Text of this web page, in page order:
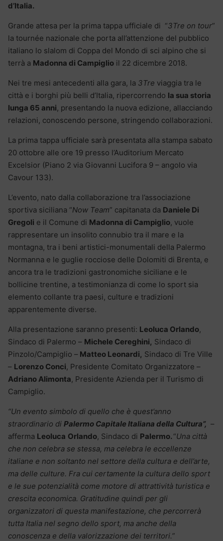
d’Italia.
Grande attesa per la prima tappa ufficiale di “3Tre on tour”
la tournée nazionale che porta all’attenzione del pubblico
italiano lo slalom di Coppa del Mondo di sci alpino che si
terrà a Madonna di Campiglio il 22 dicembre 2018.
Nei tre mesi antecedenti alla gara, la 3Tre viaggia tra le
città e i borghi più belli d’Italia, ripercorrendo la sua storia
lunga 65 anni, presentando la nuova edizione, allacciando
relazioni, conoscendo persone, stringendo collaborazioni.
La prima tappa ufficiale sarà presentata alla stampa sabato
20 ottobre alle ore 19 presso l’Auditorium Mercato
Excelsior (Piano 2 via Giovanni Lucifora 9 – angolo via
Cavour 133).
L’evento, nato dalla collaborazione tra l’associazione
sportiva siciliana “Now Team” capitanata da Daniele Di
Gregoli e il Comune di Madonna di Campiglio, vuole
rappresentare un insolito connubio tra il mare e la
montagna, tra i beni artistici-monumentali della Palermo
Normanna e le guglie rocciose delle Dolomiti di Brenta, e
ancora tra le tradizioni gastronomiche siciliane e le
bollicine trentine, a testimonianza di come lo sport sia
elemento collante tra paesi, culture e tradizioni
apparentemente diverse.
Alla presentazione saranno presenti: Leoluca Orlando,
Sindaco di Palermo – Michele Cereghini, Sindaco di
Pinzolo/Campiglio – Matteo Leonardi, Sindaco di Tre Ville
– Lorenzo Conci, Presidente Comitato Organizzatore –
Adriano Alimonta, Presidente Azienda per il Turismo di
Campiglio.
“Un evento simbolo di quello che è quest’anno
straordinario di Palermo Capitale Italiana della Cultura”, –
afferma Leoluca Orlando, Sindaco di Palermo. “Una città
che non celebra se stessa, ma celebra le eccellenze
italiane e non soltanto nel settore della cultura e dell’arte,
ma delle culture. Fra cui certamente la cultura dello sport
e le sue potenzialità come motore di attrattività turistica e
crescita economica. Gratitudine quindi per gli
organizzatori di questa manifestazione, che percorrerà
tutta Italia nel segno dello sport, ma anche della
conoscenza e della valorizzazione dei territori.”